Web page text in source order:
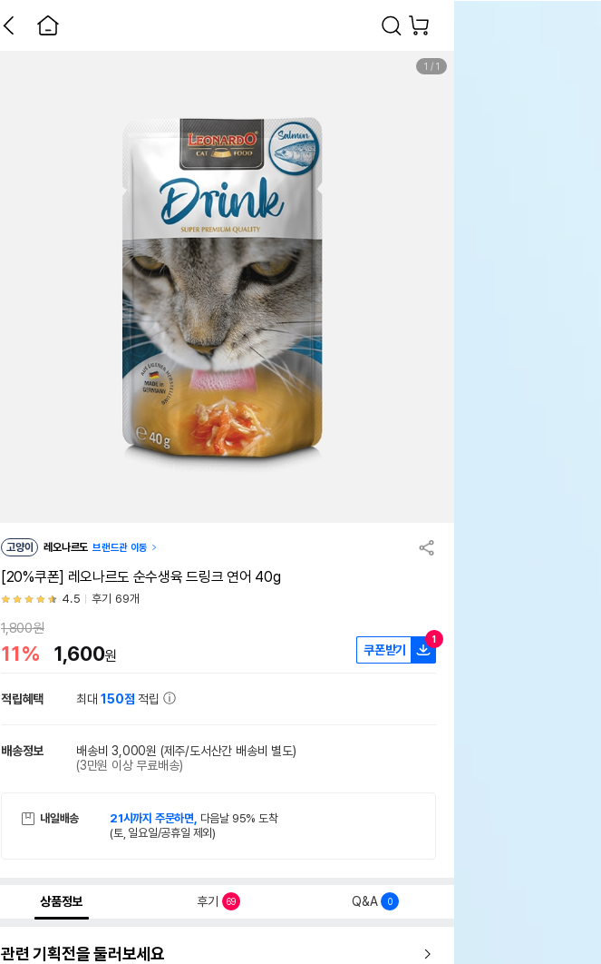
1 / 1
고양이 레오나르도 브랜드관 이동
[20%쿠폰] 레오나르도 순수생육 드링크 연어 40g
4.5 후기 69개
1,800원
11% 1,600원 쿠폰받기
1
적립혜택 최대150점 적립
배송정보 배송비 3,000원 (제주/도서산간 배송비 별도)
(3만원 이상 무료배송)
내일배송 21시까지 주문하면, 다음날 95% 도착
(토, 일요일/공휴일 제외)
상품정보 후기 69 Q&A 0
관련 기획전을 둘러보세요